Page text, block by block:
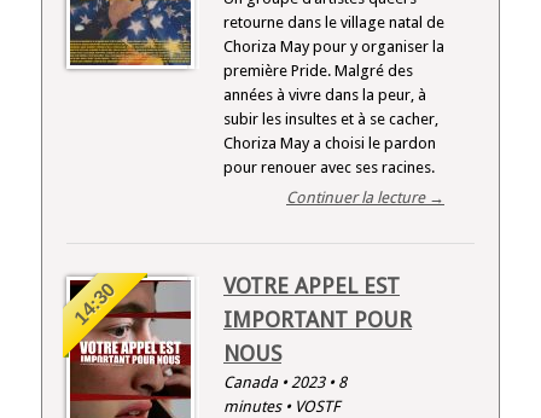
retourne dans le village natal de
Choriza May pour y organiser la
première Pride. Malgré des
années à vivre dans la peur, à
subir les insultes et à se cacher,
Choriza May a choisi le pardon
pour renouer avec ses racines.
Continuer la lecture →
14:30
VOTRE APPEL EST
IMPORTANT POUR
NOUS
Canada • 2023 • 8
minutes • VOSTF